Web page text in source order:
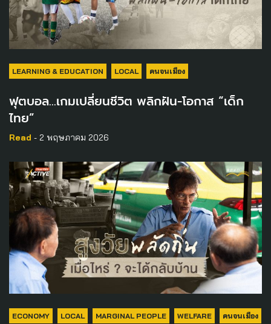
LEARNING & EDUCATION LOCAL คนจนเมือง
ฟุตบอล…เกมเปลี่ยนชีวิต พลิกฝัน-โอกาส “เด็ก
ไทย”
Read - 2 พฤษภาคม 2026
ECONOMY LOCAL MARGINAL PEOPLE WELFARE คนจนเมือง